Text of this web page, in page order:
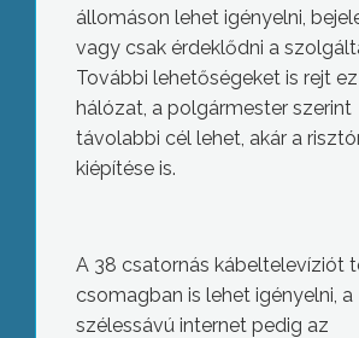
állomáson lehet igényelni,
vagy csak érdeklődni a
További lehetőségeket is rejt
hálózat, a polgármester szerint
távolabbi cél lehet, akár a
kiépítése is.
A 38 csatornás kábeltelevíziót
csomagban is lehet igényelni, a
szélessávú internet pedig az